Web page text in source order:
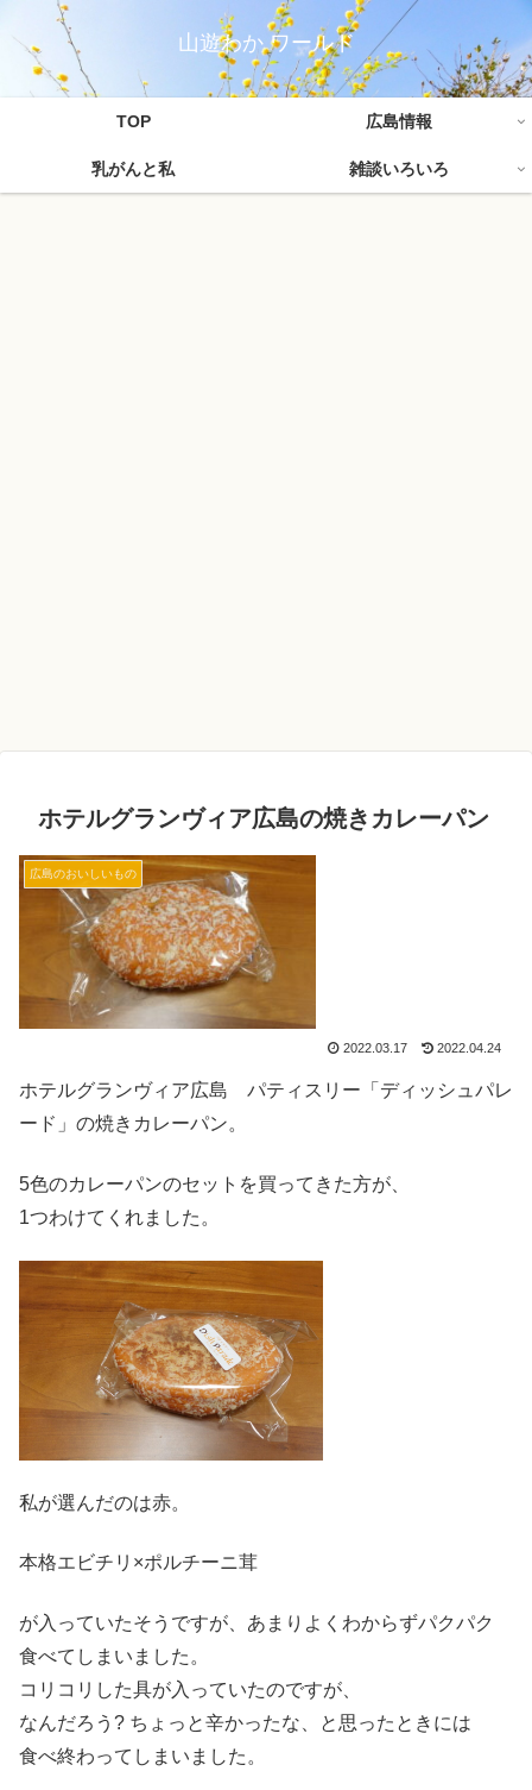
山遊わか ワールド
TOP 広島情報
乳がんと私 雑談いろいろ
ホテルグランヴィア広島の焼きカレーパン
広島のおいしいもの
2022.03.17 2022.04.24
ホテルグランヴィア広島 パティスリー「ディッシュパレ
ード」の焼きカレーパン。
5色のカレーパンのセットを買ってきた方が、
1つわけてくれました。
私が選んだのは赤。
本格エビチリ×ポルチーニ茸
が入っていたそうですが、あまりよくわからずパクパク
食べてしまいました。
コリコリした具が入っていたのですが、
なんだろう? ちょっと辛かったな、と思ったときには
食べ終わってしまいました。